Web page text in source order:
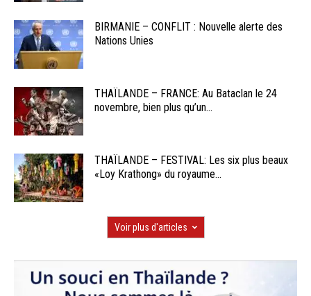
BIRMANIE – CONFLIT : Nouvelle alerte des
Nations Unies
THAÏLANDE – FRANCE: Au Bataclan le 24
novembre, bien plus qu’un...
THAÏLANDE – FESTIVAL: Les six plus beaux
«Loy Krathong» du royaume...
Voir plus d'articles